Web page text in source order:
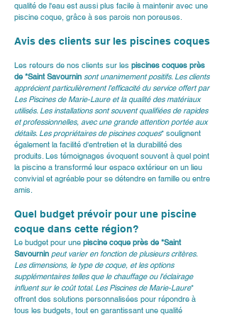
qualité de l'eau est aussi plus facile à maintenir avec une
piscine coque, grâce à ses parois non poreuses.
Avis des clients sur les piscines coques
Les retours de nos clients sur les piscines coques près
de *Saint Savournin sont unanimement positifs. Les clients
apprécient particulièrement l'efficacité du service offert par
Les Piscines de Marie-Laure et la qualité des matériaux
utilisés. Les installations sont souvent qualifiées de rapides
et professionnelles, avec une grande attention portée aux
détails. Les propriétaires de piscines coques* soulignent
également la facilité d'entretien et la durabilité des
produits. Les témoignages évoquent souvent à quel point
la piscine a transformé leur espace extérieur en un lieu
convivial et agréable pour se détendre en famille ou entre
amis.
Quel budget prévoir pour une piscine
coque dans cette région?
Le budget pour une piscine coque près de *Saint
Savournin peut varier en fonction de plusieurs critères.
Les dimensions, le type de coque, et les options
supplémentaires telles que le chauffage ou l'éclairage
influent sur le coût total. Les Piscines de Marie-Laure*
offrent des solutions personnalisées pour répondre à
tous les budgets, tout en garantissant une qualité